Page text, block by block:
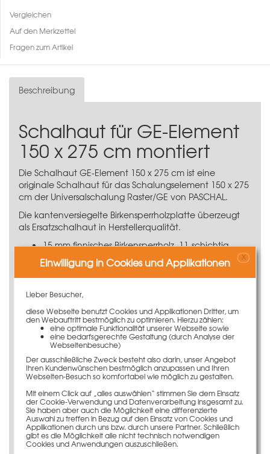
Vergleichen
Auf den Merkzettel
Fragen zum Artikel
Beschreibung
Schalhaut für GE-Element
150 x 275 cm montiert
Die Schalhaut GE-Element 150 x 275 cm ist eine
originale Schalhaut für das Schalungselement 150 x 275
cm der Universalschalung Raster/GE von PASCHAL.
Die kantenversiegelte Birkensperrholzplatte überzeugt
als Ersatzschalhaut in Herstellerqualität.
15 mm finnisches Birkensperrholz, 11-schichtig
Sichere und schnelle Verbindung mit dem
Elementrahmen
Lange Lebensdauer und damit große
Einsatzhäufigkeit
Phenolharzbeschichtung
Innenliegende Spannstellen
Spannstellen verstärkt mit
Spannstabführungsbuchse
Anwendungsinformation
Die Schalhaut für das GE-Element 150 x 275 cm
entspricht den höchsten Qualitätsansprüchen. Die
rundum verlaufende Kantenversiegelung verhindert ein
ungleichmäßiges Aufquellen der Schalhaut am
Plattenrand. Zudem überzeugt die 15 mm starke und
Einwilligung in Cookies und Applikationen X
Lieber Besucher,
diese Webseite benutzt Cookies und Applikationen Dritter, um
den Webauftritt bestmöglich zu optimieren. Hierzu zählen:
eine optimale Funktionalität unserer Webseite sowie
eine bedarfsgerechte Gestaltung (durch Analyse der
Webseitenbesuche)
Der ausschließliche Zweck besteht also darin, unser Angebot
Ihren Kundenwünschen bestmöglich anzupassen und Ihren
Webseiten-Besuch so komfortabel wie möglich zu gestalten.
Mit einem Click auf „alles auswählen“ stimmen Sie dem Einsatz
der Cookie-Verwendung und Datenverarbeitung insgesamt zu.
Sie haben aber auch die Möglichkeit eine differenzierte
Auswahl zu treffen in Bezug auf den Einsatz von Cookies und
Applikationen durch uns bzw. durch unsere Partner. Schließlich
gibt es die Möglichkeit alle nicht technisch notwendigen
Cookies und Anwendungen auszuschließen.